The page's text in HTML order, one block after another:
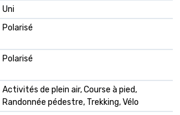
Uni
Polarisé
Polarisé
Activités de plein air, Course à pied,
Randonnée pédestre, Trekking, Vélo